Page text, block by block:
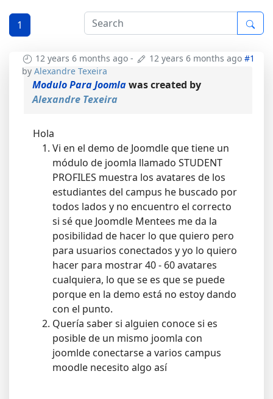
1
12 years 6 months ago - 12 years 6 months ago #1
by Alexandre Texeira
Modulo Para Joomlawas created by
Alexandre Texeira
Hola
Vi en el demo de Joomdle que tiene un
módulo de joomla llamado STUDENT
PROFILES muestra los avatares de los
estudiantes del campus he buscado por
todos lados y no encuentro el correcto
si sé que Joomdle Mentees me da la
posibilidad de hacer lo que quiero pero
para usuarios conectados y yo lo quiero
hacer para mostrar 40 - 60 avatares
cualquiera, lo que se es que se puede
porque en la demo está no estoy dando
con el punto.
Quería saber si alguien conoce si es
posible de un mismo joomla con
joomlde conectarse a varios campus
moodle necesito algo así